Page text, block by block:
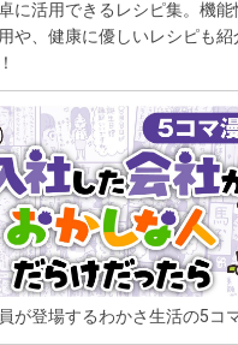
に活用できるレシピ集。機能
や、健康に優しいレシピも紹
が登場するわかさ生活の5コ